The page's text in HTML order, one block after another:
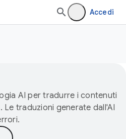
Accedi
AI per tradurre i contenuti
Le traduzioni generate dall'AI